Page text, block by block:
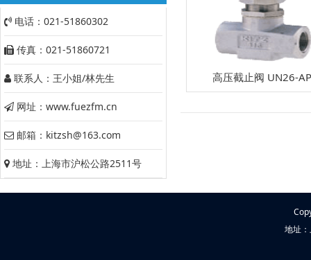
电话：021-51860302
传真：021-51860721
联系人：王小姐/林先生
网址：www.fuezfm.cn
邮箱：kitzsh@163.com
地址：上海市沪松公路2511号
高压截止阀 UN26-AP
地址